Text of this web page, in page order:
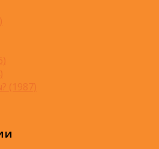
(1987)